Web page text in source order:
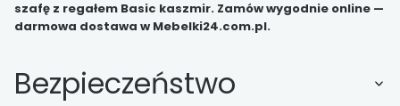
szafę z regałem Basic kaszmir. Zamów wygodnie online —
darmowa dostawa w Mebelki24.com.pl.
Bezpieczeństwo